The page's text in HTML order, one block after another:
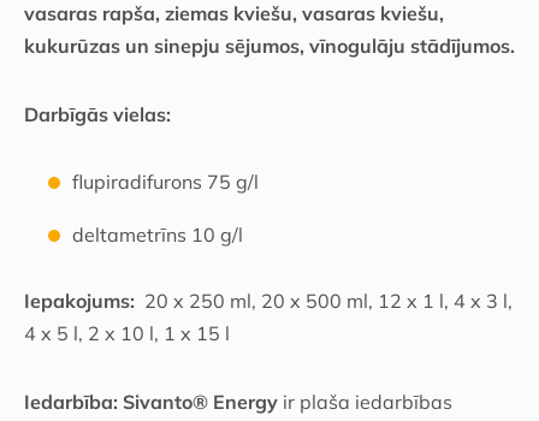
vasaras rapša, ziemas kviešu, vasaras kviešu,
kukurūzas un sinepju sējumos, vīnogulāju stādījumos.
Darbīgās vielas:
flupiradifurons 75 g/l
deltametrīns 10 g/l
Iepakojums: 20 x 250 ml, 20 x 500 ml, 12 x 1 l, 4 x 3 l,
4 x 5 l, 2 x 10 l, 1 x 15 l
Iedarbība: Sivanto® Energy ir plaša iedarbības